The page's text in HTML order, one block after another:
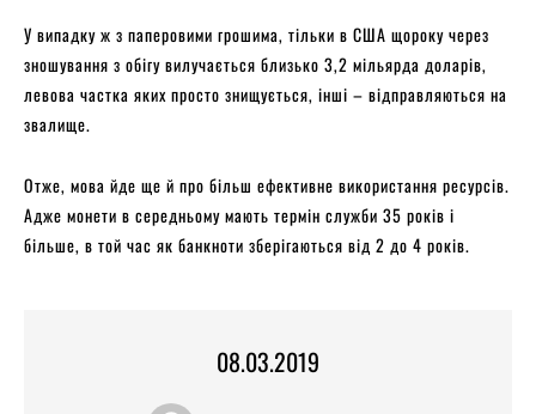
У випадку ж з паперовими грошима, тільки в США щороку через
зношування з обігу вилучається близько 3,2 мільярда доларів,
левова частка яких просто знищується, інші – відправляються на
звалище.
Отже, мова йде ще й про більш ефективне використання ресурсів.
Адже монети в середньому мають термін служби 35 років і
більше, в той час як банкноти зберігаються від 2 до 4 років.
08.03.2019